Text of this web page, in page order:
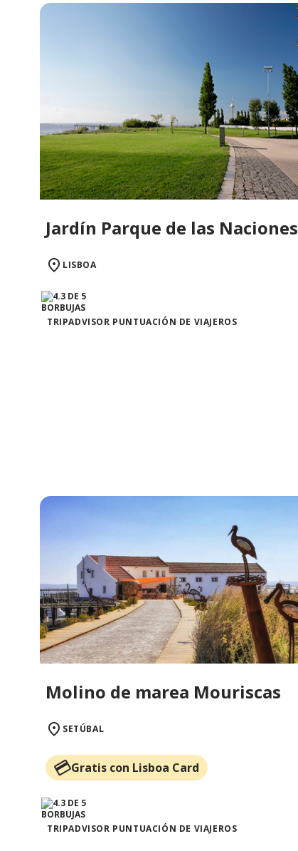
Jardín Parque de las Naciones
LISBOA
TRIPADVISOR PUNTUACIÓN DE VIAJEROS
Molino de marea Mouriscas
SETÚBAL
Gratis con Lisboa Card
TRIPADVISOR PUNTUACIÓN DE VIAJEROS